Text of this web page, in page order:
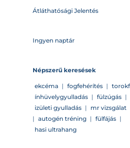
Átláthatósági Jelentés
Ingyen naptár
Népszerű keresések
ekcéma | fogfehérítés |
ínhüvelygyulladás | fülzúgás |
izületi gyulladás | mr vizsgálat
| autogén tréning | fülfájás |
hasi ultrahang